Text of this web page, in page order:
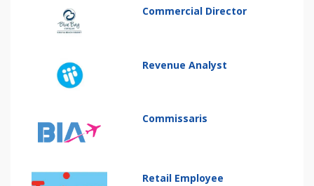
Commercial Director
Revenue Analyst
Commissaris
Retail Employee